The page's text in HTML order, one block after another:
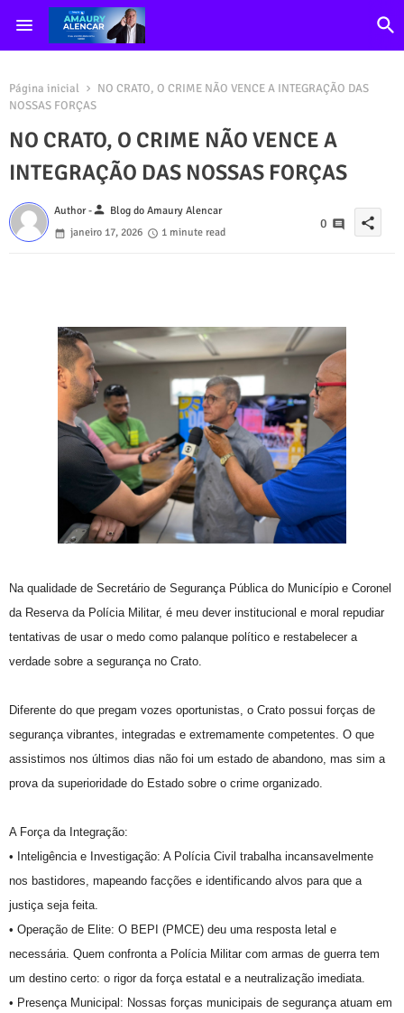
Página inicial
NO CRATO, O CRIME NÃO VENCE A INTEGRAÇÃO DAS
NOSSAS FORÇAS
NO CRATO, O CRIME NÃO VENCE A
INTEGRAÇÃO DAS NOSSAS FORÇAS
Author -person Blog do Amaury Alencar
janeiro 17, 2026
1 minute read
0 share
Na qualidade de Secretário de Segurança Pública do Município e Coronel
da Reserva da Polícia Militar, é meu dever institucional e moral repudiar
tentativas de usar o medo como palanque político e restabelecer a
verdade sobre a segurança no Crato.
Diferente do que pregam vozes oportunistas, o Crato possui forças de
segurança vibrantes, integradas e extremamente competentes. O que
assistimos nos últimos dias não foi um estado de abandono, mas sim a
prova da superioridade do Estado sobre o crime organizado.
A Força da Integração:
• Inteligência e Investigação: A Polícia Civil trabalha incansavelmente
nos bastidores, mapeando facções e identificando alvos para que a
justiça seja feita.
• Operação de Elite: O BEPI (PMCE) deu uma resposta letal e
necessária. Quem confronta a Polícia Militar com armas de guerra tem
um destino certo: o rigor da força estatal e a neutralização imediata.
• Presença Municipal: Nossas forças municipais de segurança atuam em